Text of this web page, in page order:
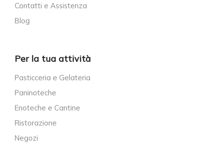
Contatti e Assistenza
Blog
Per la tua attività
Pasticceria e Gelateria
Paninoteche
Enoteche e Cantine
Ristorazione
Negozi